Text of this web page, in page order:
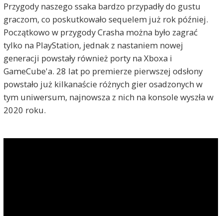
Przygody naszego ssaka bardzo przypadły do gustu
graczom, co poskutkowało sequelem już rok później.
Początkowo w przygody Crasha można było zagrać
tylko na PlayStation, jednak z nastaniem nowej
generacji powstały również porty na Xboxa i
GameCube'a. 28 lat po premierze pierwszej odsłony
powstało już kilkanaście różnych gier osadzonych w
tym uniwersum, najnowsza z nich na konsole wyszła w
2020 roku.